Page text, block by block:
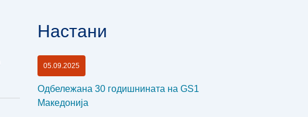
Настани
05.09.2025
Одбележана 30 годишнината на GS1
Македонија